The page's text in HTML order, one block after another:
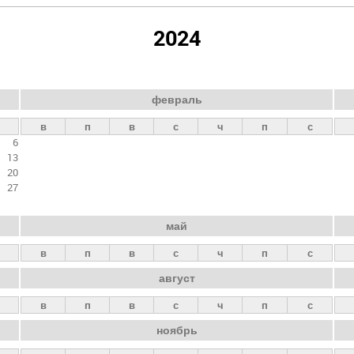
2024
6
13
20
27
февраль
в п в с ч п с
май
в п в с ч п с
август
в п в с ч п с
ноябрь